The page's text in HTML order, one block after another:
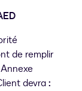
de remplir
devra: